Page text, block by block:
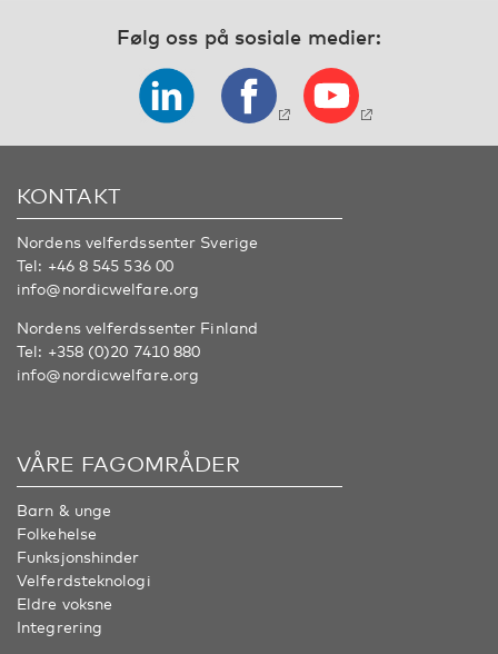
Følg oss på sosiale medier:
KONTAKT
Nordens velferdssenter Sverige
Tel: +46 8 545 536 00
info@nordicwelfare.org
Nordens velferdssenter Finland
Tel: +358 (0)20 7410 880
info@nordicwelfare.org
VÅRE FAGOMRÅDER
Barn & unge
Folkehelse
Funksjonshinder
Velferdsteknologi
Eldre voksne
Integrering